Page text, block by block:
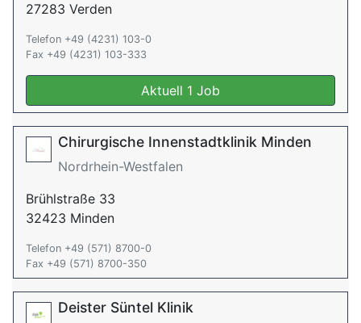
27283 Verden
Telefon +49 (4231) 103-0
Fax +49 (4231) 103-333
Aktuell 1 Job
Chirurgische Innenstadtklinik Minden
Nordrhein-Westfalen
Brühlstraße 33
32423 Minden
Telefon +49 (571) 8700-0
Fax +49 (571) 8700-350
Deister Süntel Klinik